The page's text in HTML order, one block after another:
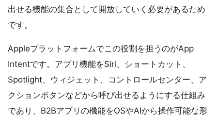
出せる機能の集合として開放していく必要があるため
です。
Appleプラットフォームでこの役割を担うのがApp
Intentです。アプリ機能をSiri、ショートカット、
Spotlight、ウィジェット、コントロールセンター、ア
クションボタンなどから呼び出せるようにする仕組み
であり、B2Bアプリの機能をOSやAIから操作可能な形